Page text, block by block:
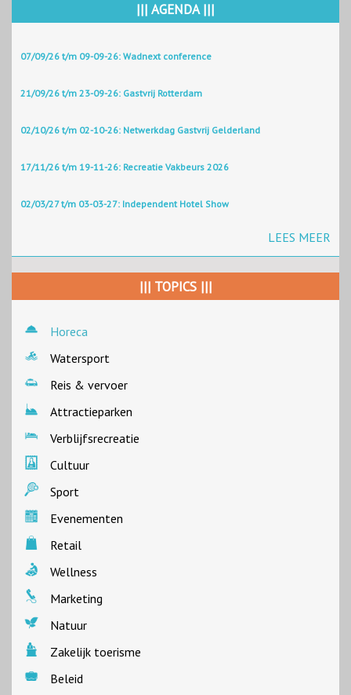
||| AGENDA |||
07/09/26 t/m 09-09-26: Wadnext conference
21/09/26 t/m 23-09-26: Gastvrij Rotterdam
02/10/26 t/m 02-10-26: Netwerkdag Gastvrij Gelderland
17/11/26 t/m 19-11-26: Recreatie Vakbeurs 2026
02/03/27 t/m 03-03-27: Independent Hotel Show
LEES MEER
||| TOPICS |||
Horeca
Watersport
Reis & vervoer
Attractieparken
Verblijfsrecreatie
Cultuur
Sport
Evenementen
Retail
Wellness
Marketing
Natuur
Zakelijk toerisme
Beleid